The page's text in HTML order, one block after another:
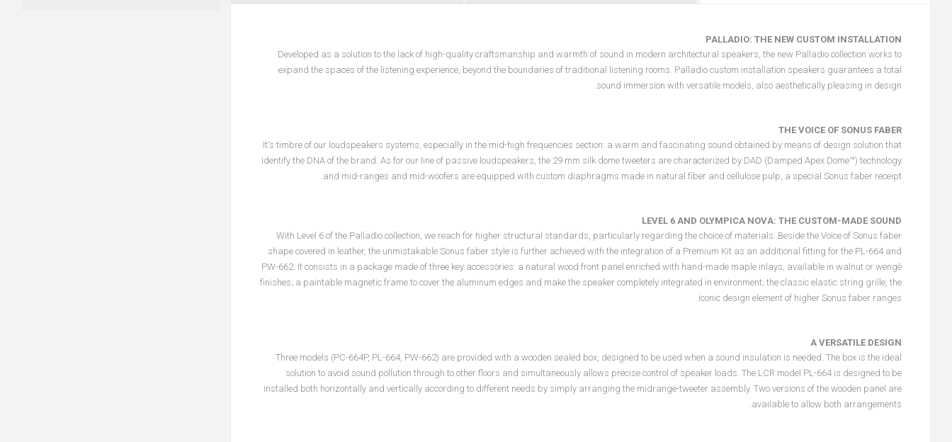
PALLADIO: THE NEW CUSTOM INSTALLATION
Developed as a solution to the lack of high-quality craftsmanship and warmth of sound in modern architectural speakers, the new Palladio collection works to
expand the spaces of the listening experience, beyond the boundaries of traditional listening rooms. Palladio custom installation speakers guarantees a total
sound immersion with versatile models, also aesthetically pleasing in design.
THE VOICE OF SONUS FABER
It's timbre of our loudspeakers systems, especially in the mid-high frequencies section: a warm and fascinating sound obtained by means of design solution that
identify the DNA of the brand. As for our line of passive loudspeakers, the 29 mm silk dome tweeters are characterized by DAD (Damped Apex Dome™) technology
and mid-ranges and mid-woofers are equipped with custom diaphragms made in natural fiber and cellulose pulp, a special Sonus faber receipt.
LEVEL 6 AND OLYMPICA NOVA: THE CUSTOM-MADE SOUND
With Level 6 of the Palladio collection, we reach for higher structural standards, particularly regarding the choice of materials. Beside the Voice of Sonus faber
shape covered in leather, the unmistakable Sonus faber style is further achieved with the integration of a Premium Kit as an additional fitting for the PL-664 and
PW-662. It consists in a package made of three key accessories: a natural wood front panel enriched with hand-made maple inlays, available in walnut or wengè
finishes; a paintable magnetic frame to cover the aluminum edges and make the speaker completely integrated in environment; the classic elastic string grille, the
iconic design element of higher Sonus faber ranges.
A VERSATILE DESIGN
Three models (PC-664P, PL-664, PW-662) are provided with a wooden sealed box, designed to be used when a sound insulation is needed. The box is the ideal
solution to avoid sound pollution through to other floors and simultaneously allows precise control of speaker loads. The LCR model PL-664 is designed to be
installed both horizontally and vertically according to different needs by simply arranging the midrange-tweeter assembly. Two versions of the wooden panel are
available to allow both arrangements.